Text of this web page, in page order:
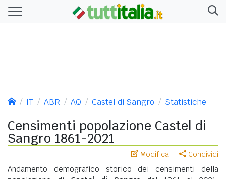
IT ABR AQ Castel di Sangro Statistiche
Censimenti popolazione Castel di
Sangro 1861-2021
Modifica Condividi
Andamento demografico storico dei censimenti della